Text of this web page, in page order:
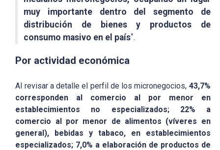
muy importante dentro del segmento de
distribución de bienes y productos de
consumo masivo en el país".
Por actividad económica
Al revisar a detalle el perfil de los micronegocios, 43,7%
corresponden al comercio al por menor en
establecimientos no especializados; 22% a
comercio al por menor de alimentos (víveres en
general), bebidas y tabaco, en establecimientos
especializados; 7,0% a elaboración de productos de